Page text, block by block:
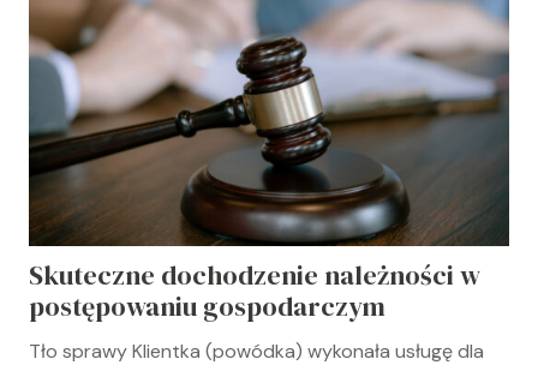
Skuteczne dochodzenie należności w
postępowaniu gospodarczym
Tło sprawy Klientka (powódka) wykonała usługę dla